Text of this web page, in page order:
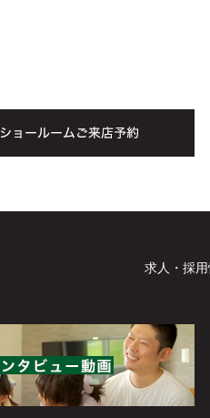
求人・採